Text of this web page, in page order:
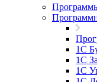
1С
1С
1С